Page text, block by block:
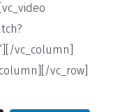
vc_column]
vc_row]